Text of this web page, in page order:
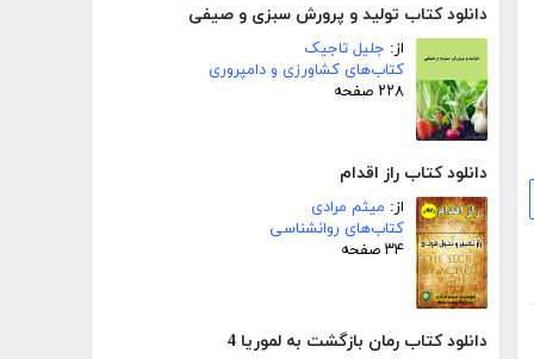
دانلود کتاب تولید و پرورش سبزی و صیفی
از: جلیل تاجیک
کتاب‌های کشاورزی و دامپروری
۲۲۸ صفحه
دانلود کتاب راز اقدام
از: میثم مرادی
کتاب‌های روانشناسی
۳۴ صفحه
دانلود کتاب رمان بازگشت به لموریا 4